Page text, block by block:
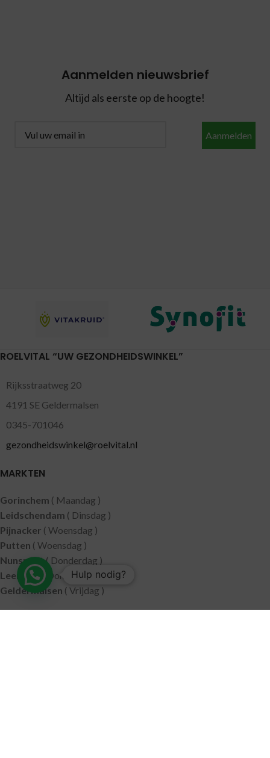
Aanmelden nieuwsbrief
Altijd als eerste op de hoogte!
Aanmelden
ROELVITAL “UW GEZONDHEIDSWINKEL”
Rijksstraatweg 20
4191 SE Geldermalsen
0345-701046
gezondheidswinkel@roelvital.nl
MARKTEN
Gorinchem ( Maandag )
Leidschendam ( Dinsdag )
Pijnacker ( Woensdag )
Putten ( Woensdag )
Nunspeet( Donderdag )
Leerdam ( Donderdag )
Geldermalsen ( Vrijdag )
Hulp nodig?